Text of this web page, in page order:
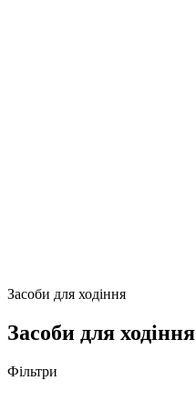
Засоби для ходіння
Засоби для ходіння
Фільтри